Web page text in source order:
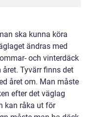
ska kunna köra
ändras med
och vinterdäck
Tyvärr finns det
året om. Man måste
efter det väglag
kan råka ut för